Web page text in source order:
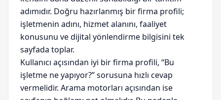
adımıdır. Doğru hazırlanmış bir firma profili;
işletmenin adını, hizmet alanını, faaliyet
konusunu ve dijital yönlendirme bilgisini tek
sayfada toplar.
Kullanıcı açısından iyi bir firma profili, “Bu
işletme ne yapıyor?” sorusuna hızlı cevap
vermelidir. Arama motorları açısından ise